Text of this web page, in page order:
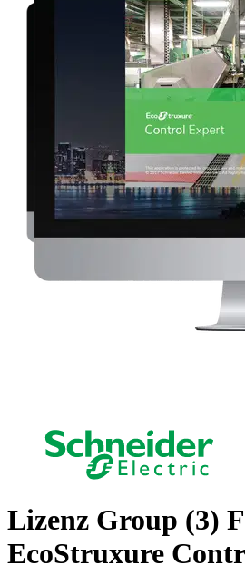
Lizenz Group (3)
EcoStruxure